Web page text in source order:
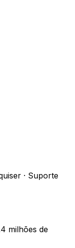
· Suporte
milhões de